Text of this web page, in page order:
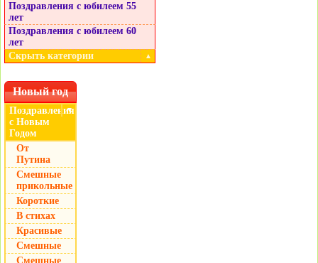
Поздравления с юбилеем 55
лет
Поздравления с юбилеем 60
лет
Скрыть категории
▲
Новый год
Поздравления
с Новым
Годом
▼
От
Путина
Смешные
прикольные
Короткие
В стихах
Красивые
Смешные
Смешные